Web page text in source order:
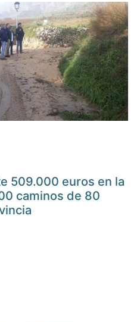
509.000 euros en la
caminos de 80